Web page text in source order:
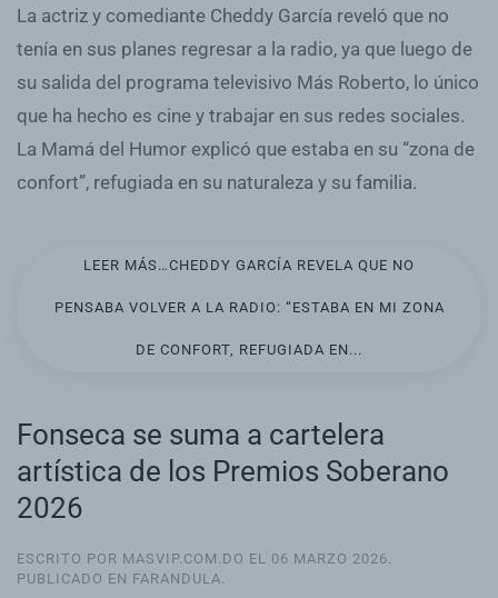
La actriz y comediante Cheddy García reveló que no
tenía en sus planes regresar a la radio, ya que luego de
su salida del programa televisivo Más Roberto, lo único
que ha hecho es cine y trabajar en sus redes sociales.
La Mamá del Humor explicó que estaba en su “zona de
confort”, refugiada en su naturaleza y su familia.
LEER MÁS…CHEDDY GARCÍA REVELA QUE NO
PENSABA VOLVER A LA RADIO: “ESTABA EN MI ZONA
DE CONFORT, REFUGIADA EN...
Fonseca se suma a cartelera
artística de los Premios Soberano
2026
ESCRITO POR MASVIP.COM.DO EL 06 MARZO 2026.
PUBLICADO EN FARANDULA.